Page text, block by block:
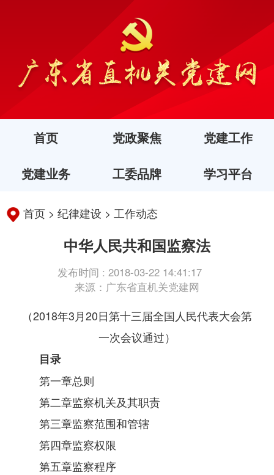
首页 党政聚焦 党建工作
党建业务 工委品牌 学习平台
首页 >纪律建设 > 工作动态
中华人民共和国监察法
发布时间 : 2018-03-22 14:41:17
来源：广东省直机关党建网
（2018年3月20日第十三届全国人民代表大会第
一次会议通过）
目录
第一章总则
第二章监察机关及其职责
第三章监察范围和管辖
第四章监察权限
第五章监察程序